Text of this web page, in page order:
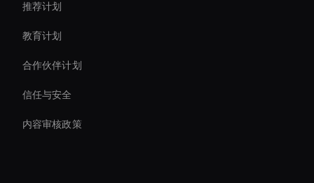
推荐计划
教育计划
合作伙伴计划
信任与安全
内容审核政策